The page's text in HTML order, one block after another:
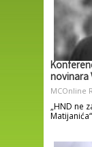
novinara
MCOnline
„HND ne